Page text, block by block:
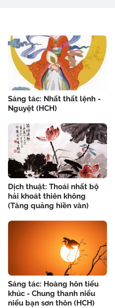
Sáng tác: Nhất thất lệnh -
Nguyệt (HCH)
Dịch thuật: Thoái nhất bộ
hải khoát thiên không
(Tăng quảng hiền văn)
Sáng tác: Hoàng hôn tiểu
khúc - Chung thanh niểu
niểu bạn sơn thôn (HCH)